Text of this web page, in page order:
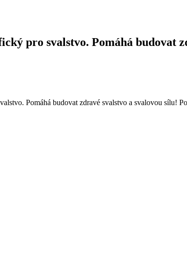
pro svalstvo. Pomáhá budovat
Pomáhá budovat zdravé svalstvo a svalovou sílu!